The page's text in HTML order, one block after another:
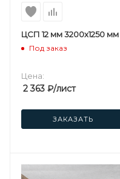
ЦСП 12 мм 3200х1250 мм
Под заказ
Цена:
2 363 ₽/лист
ЗАКАЗАТЬ